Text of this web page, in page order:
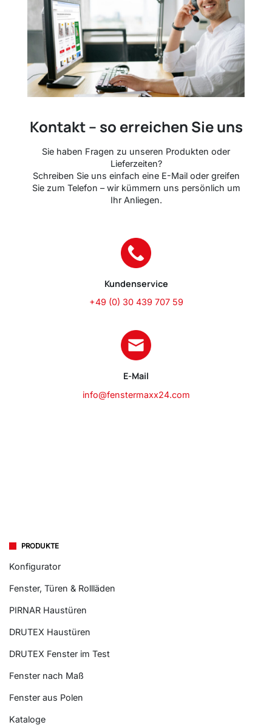
Kontakt – so erreichen Sie uns
Sie haben Fragen zu unseren Produkten oder
Lieferzeiten?
Schreiben Sie uns einfach eine E-Mail oder greifen
Sie zum Telefon – wir kümmern uns persönlich um
Ihr Anliegen.
Kundenservice
+49 (0) 30 439 707 59
E-Mail
info@fenstermaxx24.com
PRODUKTE
Konfigurator
Fenster, Türen & Rollläden
PIRNAR Haustüren
DRUTEX Haustüren
DRUTEX Fenster im Test
Fenster nach Maß
Fenster aus Polen
Kataloge